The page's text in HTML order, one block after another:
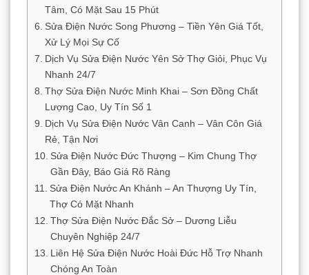
Tâm, Có Mặt Sau 15 Phút
Sửa Điện Nước Song Phương – Tiền Yên Giá Tốt,
Xử Lý Mọi Sự Cố
Dịch Vụ Sửa Điện Nước Yên Sở Thợ Giỏi, Phục Vụ
Nhanh 24/7
Thợ Sửa Điện Nước Minh Khai – Sơn Đồng Chất
Lượng Cao, Uy Tín Số 1
Dịch Vụ Sửa Điện Nước Vân Canh – Vân Côn Giá
Rẻ, Tận Nơi
Sửa Điện Nước Đức Thượng – Kim Chung Thợ
Gần Đây, Báo Giá Rõ Ràng
Sửa Điện Nước An Khánh – An Thượng Uy Tín,
Thợ Có Mặt Nhanh
Thợ Sửa Điện Nước Đắc Sở – Dương Liễu
Chuyên Nghiệp 24/7
Liên Hệ Sửa Điện Nước Hoài Đức Hỗ Trợ Nhanh
Chóng An Toàn